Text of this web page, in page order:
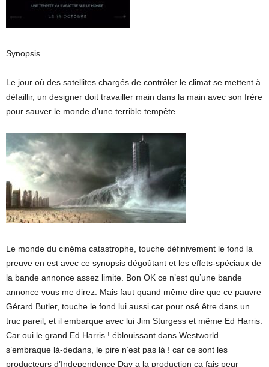
Synopsis
Le jour où des satellites chargés de contrôler le climat se mettent à
défaillir, un designer doit travailler main dans la main avec son frère
pour sauver le monde d’une terrible tempête.
Le monde du cinéma catastrophe, touche définivement le fond la
preuve en est avec ce synopsis dégoûtant et les effets-spéciaux de
la bande annonce assez limite. Bon OK ce n’est qu’une bande
annonce vous me direz. Mais faut quand même dire que ce pauvre
Gérard Butler, touche le fond lui aussi car pour osé être dans un
truc pareil, et il embarque avec lui Jim Sturgess et même Ed Harris.
Car oui le grand Ed Harris ! éblouissant dans Westworld
s’embraque là-dedans, le pire n’est pas là ! car ce sont les
producteurs d’Independence Day a la production ça fais peur